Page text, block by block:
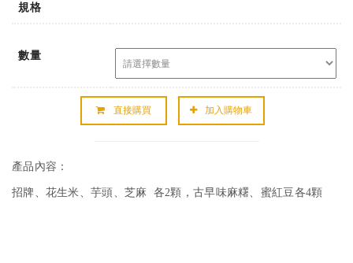
規格
數量
直接購買 加入購物車
產品內容：
招牌、花生米、芋頭、芝麻 各2顆，古早味麻糬、蜜紅豆各4顆